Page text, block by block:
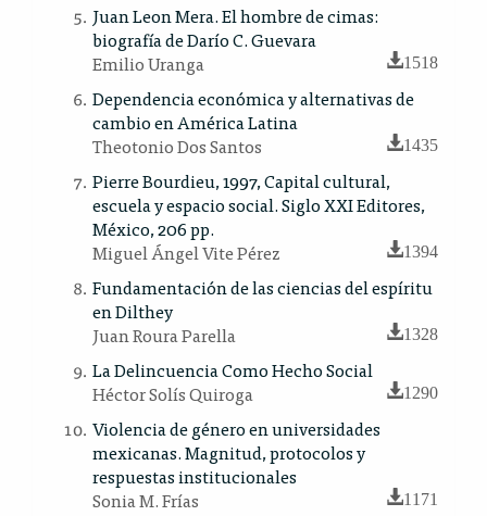
Juan Leon Mera. El hombre de cimas:
biografía de Darío C. Guevara
Emilio Uranga
1518
Dependencia económica y alternativas de
cambio en América Latina
Theotonio Dos Santos
1435
Pierre Bourdieu, 1997, Capital cultural,
escuela y espacio social. Siglo XXI Editores,
México, 206 pp.
Miguel Ángel Vite Pérez
1394
Fundamentación de las ciencias del espíritu
en Dilthey
Juan Roura Parella
1328
La Delincuencia Como Hecho Social
Héctor Solís Quiroga
1290
Violencia de género en universidades
mexicanas. Magnitud, protocolos y
respuestas institucionales
Sonia M. Frías
1171